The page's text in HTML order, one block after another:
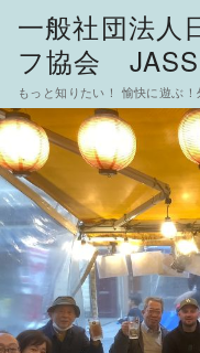
コ
ン
テ
ン
ツ
へ
移
動
一般社団法人
フ協会 JASS
もっと知りたい！ 愉快に遊ぶ！